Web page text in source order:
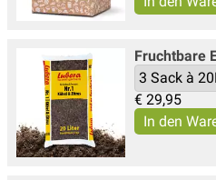
Fruchtbare
€ 29,95